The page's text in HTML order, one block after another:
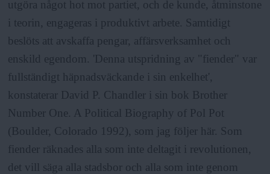
utgöra något hot mot partiet, och de kunde, åtminstone
i teorin, engageras i produktivt arbete. Samtidigt
beslöts att avskaffa pengar, affärsverksamhet och
enskild egendom. 'Denna utspridning av "fiender" var
fullständigt häpnadsväckande i sin enkelhet',
konstaterar David P. Chandler i sin bok Brother
Number One. A Political Biography of Pol Pot
(Boulder, Colorado 1992), som jag följer här. Som
fiender räknades alla som inte deltagit i revolutionen,
det vill säga alla stadsbor och alla som inte genom